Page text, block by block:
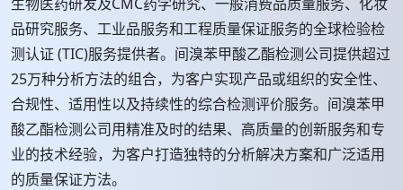
品研究服务、工业品服务和工程质量保证服务的全球检验检
测认证 (TIC)服务提供者。间溴苯甲酸乙酯检测公司提供超过
25万种分析方法的组合，为客户实现产品或组织的安全性、
合规性、适用性以及持续性的综合检测评价服务。间溴苯甲
酸乙酯检测公司用精准及时的结果、高质量的创新服务和专
业的技术经验，为客户打造独特的分析解决方案和广泛适用
的质量保证方法。